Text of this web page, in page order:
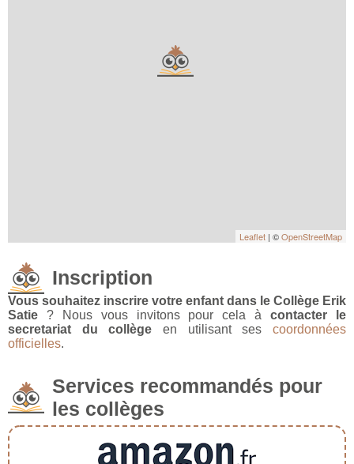
Leaflet | ©OpenStreetMap
Inscription
Vous souhaitez inscrire votre enfant dans le Collège Erik
Satie ? Nous vous invitons pour cela àcontacter le
secretariat du collège en utilisant sescoordonnées
officielles.
Services recommandés pour
les collèges